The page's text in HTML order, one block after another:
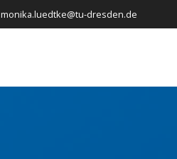
monika.luedtke@tu-dresden.de